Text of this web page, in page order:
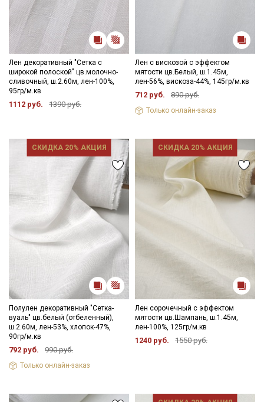
Лен декоративный "Сетка с
широкой полоской" цв.молочно-
сливочный, ш.2.60м, лен-100%,
95гр/м.кв
1112 руб. 1390 руб.
Лен с вискозой с эффектом
мятости цв.Белый, ш.1.45м,
лен-56%, вискоза-44%, 145гр/м.кв
712 руб. 890 руб.
Только онлайн-заказ
СКИДКА 20% АКЦИЯ
Полулен декоративный "Сетка-
вуаль" цв.белый (отбеленный),
ш.2.60м, лен-53%, хлопок-47%,
90гр/м.кв
792 руб. 990 руб.
Только онлайн-заказ
СКИДКА 20% АКЦИЯ
Лен сорочечный с эффектом
мятости цв.Шампань, ш.1.45м,
лен-100%, 125гр/м.кв
1240 руб. 1550 руб.